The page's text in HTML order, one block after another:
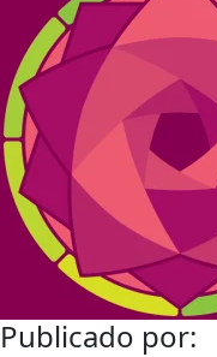
Publicado por: